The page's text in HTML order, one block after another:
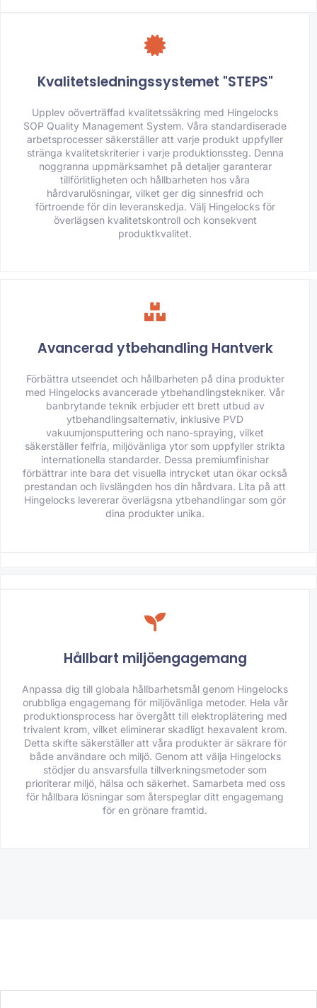
Kvalitetsledningssystemet "STEPS"
Upplev oöverträffad kvalitetssäkring med Hingelocks
SOP Quality Management System. Våra standardiserade
arbetsprocesser säkerställer att varje produkt uppfyller
stränga kvalitetskriterier i varje produktionssteg. Denna
noggranna uppmärksamhet på detaljer garanterar
tillförlitligheten och hållbarheten hos våra
hårdvarulösningar, vilket ger dig sinnesfrid och
förtroende för din leveranskedja. Välj Hingelocks för
överlägsen kvalitetskontroll och konsekvent
produktkvalitet.
Avancerad ytbehandling Hantverk
Förbättra utseendet och hållbarheten på dina produkter
med Hingelocks avancerade ytbehandlingstekniker. Vår
banbrytande teknik erbjuder ett brett utbud av
ytbehandlingsalternativ, inklusive PVD
vakuumjonsputtering och nano-spraying, vilket
säkerställer felfria, miljövänliga ytor som uppfyller strikta
internationella standarder. Dessa premiumfinishar
förbättrar inte bara det visuella intrycket utan ökar också
prestandan och livslängden hos din hårdvara. Lita på att
Hingelocks levererar överlägsna ytbehandlingar som gör
dina produkter unika.
Hållbart miljöengagemang
Anpassa dig till globala hållbarhetsmål genom Hingelocks
orubbliga engagemang för miljövänliga metoder. Hela vår
produktionsprocess har övergått till elektroplätering med
trivalent krom, vilket eliminerar skadligt hexavalent krom.
Detta skifte säkerställer att våra produkter är säkrare för
både användare och miljö. Genom att välja Hingelocks
stödjer du ansvarsfulla tillverkningsmetoder som
prioriterar miljö, hälsa och säkerhet. Samarbeta med oss
för hållbara lösningar som återspeglar ditt engagemang
för en grönare framtid.